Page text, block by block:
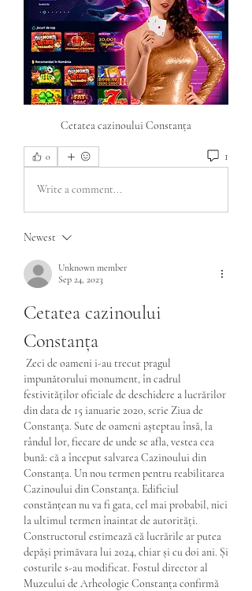
Cetatea cazinoului Constanța
0 1
Write a comment...
Newest
Unknown member
Sep 24, 2023
Cetatea cazinoului
Constanța
impunătorului monument, în cadrul
festivităților oficiale de deschidere a lucrărilor
din data de 15 ianuarie 2020, scrie Ziua de
Constanța. Sute de oameni așteptau însă, la
rândul lor, fiecare de unde se afla, vestea cea
bună: că a început salvarea Cazinoului din
Constanța. Un nou termen pentru reabilitarea
Cazinoului din Constanța. Edificiul
constănțean nu va fi gata, cel mai probabil, nici
la ultimul termen înaintat de autorități.
Constructorul estimează că lucrările ar putea
depăși primăvara lui 2024, chiar și cu doi ani. Și
costurile s-au modificat. Fostul director al
Muzeului de Arheologie Constanța confirmă